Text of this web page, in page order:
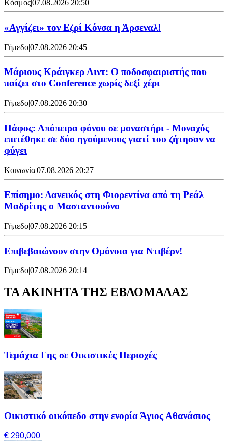
Κόσμος07.08.2026 20:50
«Αγγίζει» τον Εζρί Κόνσα η Άρσεναλ!
Γήπεδο|07.08.2026 20:45
Μάριους Κράιγκερ Λιντ: Ο ποδοσφαιριστής που
παίζει στο Conference χωρίς δεξί χέρι
Γήπεδο|07.08.2026 20:30
Πάφος: Απόπειρα φόνου σε μοναστήρι - Μοναχός
επιτέθηκε σε δύο ηγούμενους γιατί του ζήτησαν να
φύγει
Κοινωνία|07.08.2026 20:27
Επίσημο: Δανεικός στη Φιορεντίνα από τη Ρεάλ
Μαδρίτης ο Μασταντουόνο
Γήπεδο|07.08.2026 20:15
Επιβεβαιώνουν στην Ομόνοια για Ντιβέρν!
Γήπεδο|07.08.2026 20:14
ΤΑ ΑΚΙΝΗΤΑ ΤΗΣ ΕΒΔΟΜΑΔΑΣ
Τεμάχια Γης σε Οικιστικές Περιοχές
Οικιστικό οικόπεδο στην ενορία Άγιος Αθανάσιος
€ 290,000